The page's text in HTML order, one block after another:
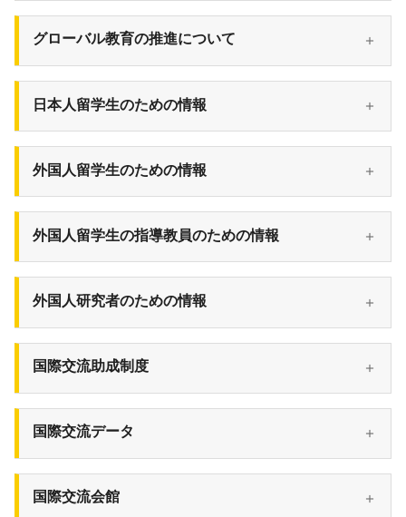
グローバル教育の推進について
日本人留学生のための情報
外国人留学生のための情報
外国人留学生の指導教員のための情報
外国人研究者のための情報
国際交流助成制度
国際交流データ
国際交流会館